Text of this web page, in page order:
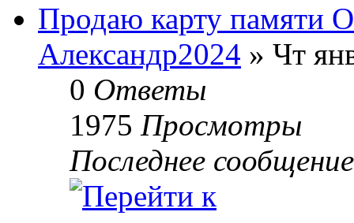
Продаю карту памяти
Александр2024 » Чт
0 Ответы
1975 Просмотры
Последнее